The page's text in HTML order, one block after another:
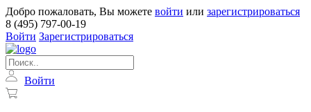
Добро пожаловать, Вы можете войти или зарегистрироваться
8 (495) 797-00-19
Войти Зарегистрироваться
Войти